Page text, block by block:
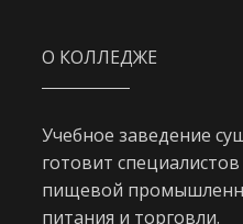
О КОЛЛЕДЖЕ
Учебное заведение
готовит
пищевой
питания и торговли.